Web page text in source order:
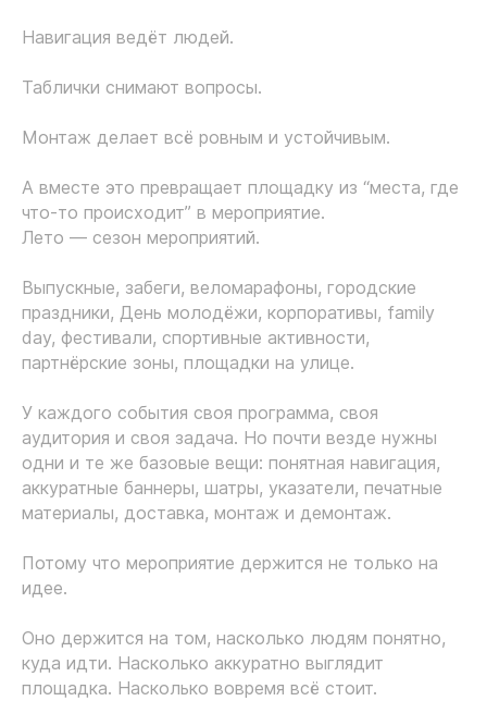
Навигация ведёт людей.
Таблички снимают вопросы.
Монтаж делает всё ровным и устойчивым.
А вместе это превращает площадку из “места, где
что-то происходит” в мероприятие.
Лето — сезон мероприятий.
Выпускные, забеги, веломарафоны, городские
праздники, День молодёжи, корпоративы, family
day, фестивали, спортивные активности,
партнёрские зоны, площадки на улице.
У каждого события своя программа, своя
аудитория и своя задача. Но почти везде нужны
одни и те же базовые вещи: понятная навигация,
аккуратные баннеры, шатры, указатели, печатные
материалы, доставка, монтаж и демонтаж.
Потому что мероприятие держится не только на
идее.
Оно держится на том, насколько людям понятно,
куда идти. Насколько аккуратно выглядит
площадка. Насколько вовремя всё стоит.